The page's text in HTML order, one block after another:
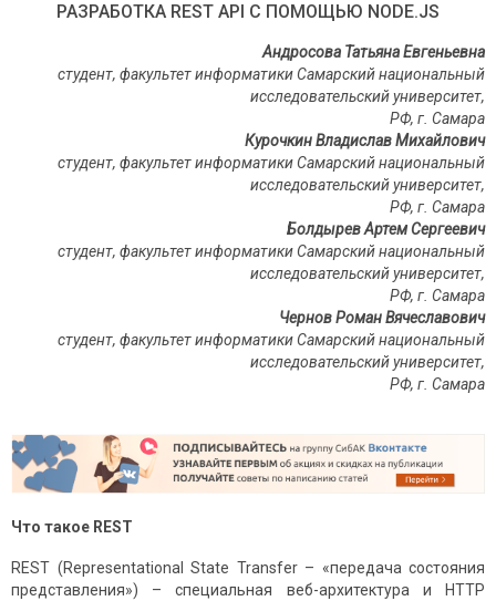
РАЗРАБОТКА REST API С ПОМОЩЬЮ NODE.JS
Андросова Татьяна Евгеньевна
студент, факультет информатики Самарский национальный
исследовательский университет,
РФ, г. Самара
Курочкин Владислав Михайлович
студент, факультет информатики Самарский национальный
исследовательский университет,
РФ, г. Самара
Болдырев Артем Сергеевич
студент, факультет информатики Самарский национальный
исследовательский университет,
РФ, г. Самара
Чернов Роман Вячеславович
студент, факультет информатики Самарский национальный
исследовательский университет,
РФ, г. Самара
Что такое REST
REST (Representational State Transfer – «передача состояния
представления») – специальная веб-архитектура и HTTP